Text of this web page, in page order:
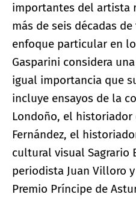
importantes del artista
más de seis décadas
enfoque particular en
Gasparini considera
igual importancia que
incluye ensayos de la
Londoño, el
Fernández, el
cultural visual Sagrario
periodista Juan Villoro
Premio Príncipe de